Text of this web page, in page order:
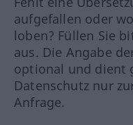
aufgefallen oder
loben? Füllen Sie
aus. Die Angabe
optional und dient
Datenschutz nur
Anfrage.